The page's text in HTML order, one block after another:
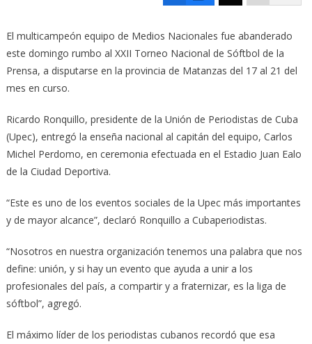
El multicampeón equipo de Medios Nacionales fue abanderado
este domingo rumbo al XXII Torneo Nacional de Sóftbol de la
Prensa, a disputarse en la provincia de Matanzas del 17 al 21 del
mes en curso.
Ricardo Ronquillo, presidente de la Unión de Periodistas de Cuba
(Upec), entregó la enseña nacional al capitán del equipo, Carlos
Michel Perdomo, en ceremonia efectuada en el Estadio Juan Ealo
de la Ciudad Deportiva.
“Este es uno de los eventos sociales de la Upec más importantes
y de mayor alcance”, declaró Ronquillo a Cubaperiodistas.
“Nosotros en nuestra organización tenemos una palabra que nos
define: unión, y si hay un evento que ayuda a unir a los
profesionales del país, a compartir y a fraternizar, es la liga de
sóftbol”, agregó.
El máximo líder de los periodistas cubanos recordó que esa